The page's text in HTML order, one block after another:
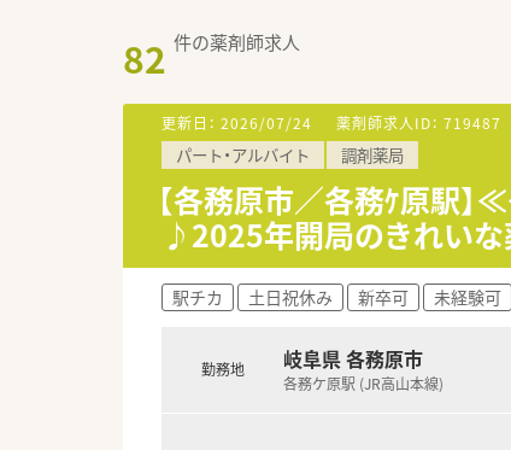
82 件の薬剤師求人
更新日： 2026/07/24 薬剤師求人ID： 719487
パート・アルバイト 調剤薬局
【各務原市／各務ｹ原駅
♪2025年開局のきれいな
駅チカ 土日祝休み 新卒可 未経験可
勤務地 岐阜県 各務原市
各務ケ原駅 (JR高山本線)